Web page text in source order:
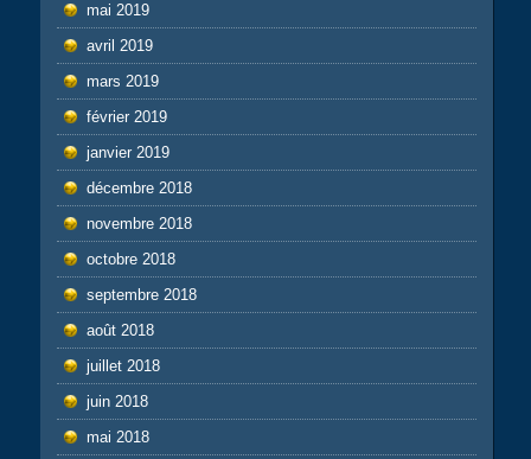
mai 2019
avril 2019
mars 2019
février 2019
janvier 2019
décembre 2018
novembre 2018
octobre 2018
septembre 2018
août 2018
juillet 2018
juin 2018
mai 2018